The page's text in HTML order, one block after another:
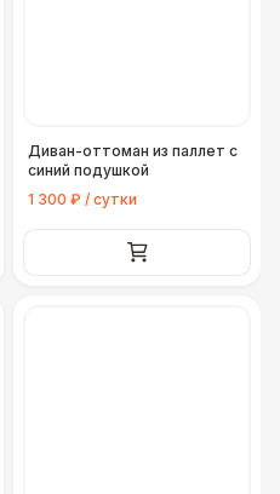
Диван-оттоман из паллет с
синий подушкой
1 300 ₽ / сутки